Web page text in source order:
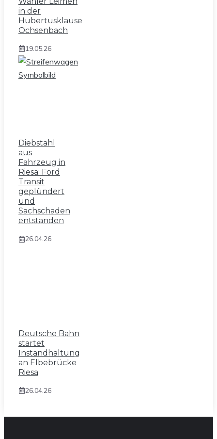
in der
Hubertusklause
Ochsenbach
19.05.26
Diebstahl
aus
Fahrzeug in
Riesa: Ford
Transit
geplündert
und
Sachschaden
entstanden
26.04.26
Deutsche Bahn
startet
Instandhaltung
an Elbebrücke
Riesa
26.04.26